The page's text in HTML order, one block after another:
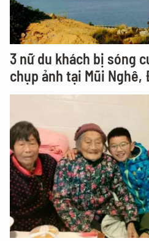
3 nữ du khách bị sóng
chụp ảnh tại Mũi Nghê,